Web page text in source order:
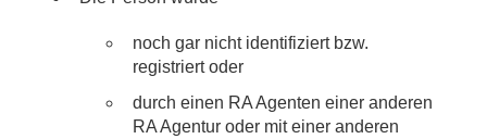
noch gar nicht identifiziert bzw.
registriert oder
durch einen RA Agenten einer anderen
RA Agentur oder mit einer anderen